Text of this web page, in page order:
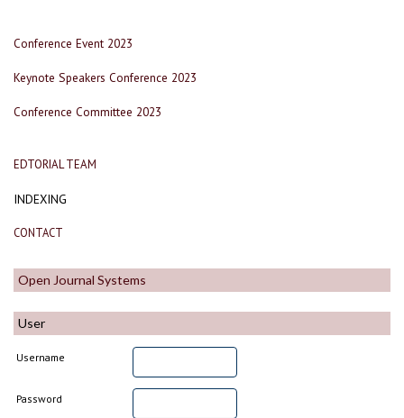
Conference Event 2023
Keynote Speakers Conference 2023
Conference Committee 2023
EDTORIAL TEAM
INDEXING
CONTACT
Open Journal Systems
User
Username
Password